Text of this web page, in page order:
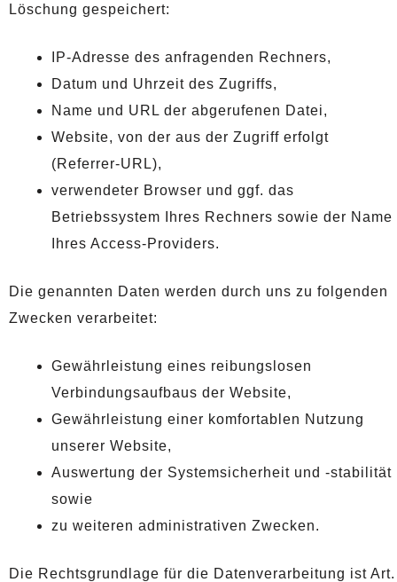
Löschung gespeichert:
IP-Adresse des anfragenden Rechners,
Datum und Uhrzeit des Zugriffs,
Name und URL der abgerufenen Datei,
Website, von der aus der Zugriff erfolgt
(Referrer-URL),
verwendeter Browser und ggf. das
Betriebssystem Ihres Rechners sowie der Name
Ihres Access-Providers.
Die genannten Daten werden durch uns zu folgenden
Zwecken verarbeitet:
Gewährleistung eines reibungslosen
Verbindungsaufbaus der Website,
Gewährleistung einer komfortablen Nutzung
unserer Website,
Auswertung der Systemsicherheit und -stabilität
sowie
zu weiteren administrativen Zwecken.
Die Rechtsgrundlage für die Datenverarbeitung ist Art.